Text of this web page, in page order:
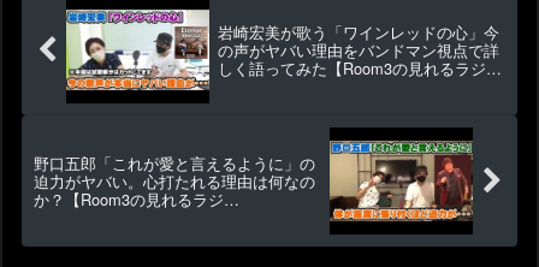
岩崎宏美が歌う「ワインレッドの心」今
の声がヤバい理由をバンドマン視点で詳
しく語ってみた【Room3の見れるラジ
野口五郎「これが愛と言えるように」の
迫力がヤバい。心打たれる理由は何なの
か？【Room3の見れるラジ
ラック）